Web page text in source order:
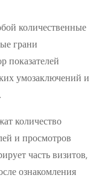
количественные
грани
показателей
умозаключений и
количество
и просмотров
часть визитов,
ознакомления